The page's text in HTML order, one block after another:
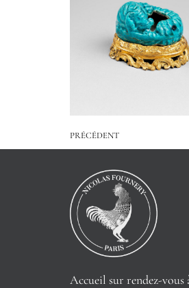
PRÉCÉDENT
Accueil sur rendez-vous